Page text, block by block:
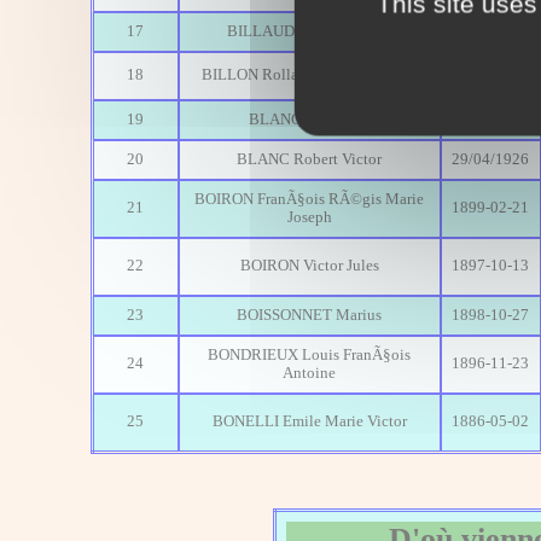
17 BILLAUDELLE Maurice
18 BILLON Rolland Charles Marius
19 BLANC Henri Luc
20 BLANC Robert Victor 29/04/1926
21
BOIRON FranÃ§ois RÃ©gis Marie
Joseph
1899-02-21
22 BOIRON Victor Jules 1897-10-13
23 BOISSONNET Marius 1898-10-27
24
BONDRIEUX Louis FranÃ§ois
Antoine
1896-11-23
25 BONELLI Emile Marie Victor 1886-05-02